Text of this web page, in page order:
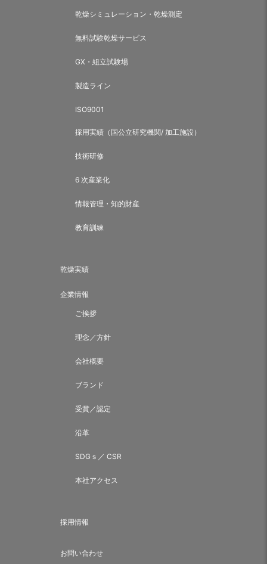
乾燥シミュレーション・乾燥測定
無料試験乾燥サービス
GX・組立試験場
製造ライン
ISO9001
採用実績（国公立研究機関/ 加工施設）
技術研修
6 次産業化
情報管理・知的財産
教育訓練
乾燥実績
企業情報
ご挨拶
理念／方針
会社概要
ブランド
受賞／認定
沿革
SDGｓ／ CSR
本社アクセス
採用情報
お問い合わせ